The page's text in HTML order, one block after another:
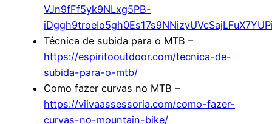
VJn9fFf5yk9NLxg5PB-
Técnica de subida para o MTB –
https://espiritooutdoor.com/tecnica-de-
subida-para-o-mtb/
Como fazer curvas no MTB –
https://viivaassessoria.com/como-fazer-
curvas-no-mountain-bike/